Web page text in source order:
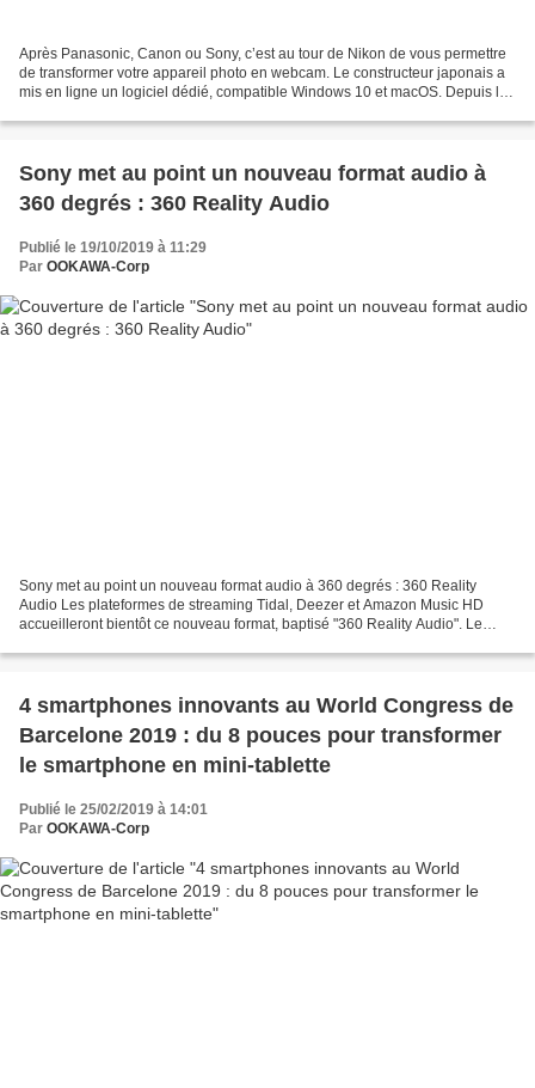
Après Panasonic, Canon ou Sony, c’est au tour de Nikon de vous permettre
de transformer votre appareil photo en webcam. Le constructeur japonais a
mis en ligne un logiciel dédié, compatible Windows 10 et macOS. Depuis le
Sony met au point un nouveau format audio à
360 degrés : 360 Reality Audio
Publié le 19/10/2019 à 11:29
Par OOKAWA-Corp
Sony met au point un nouveau format audio à 360 degrés : 360 Reality
Audio Les plateformes de streaming Tidal, Deezer et Amazon Music HD
accueilleront bientôt ce nouveau format, baptisé "360 Reality Audio". Le
4 smartphones innovants au World Congress de
Barcelone 2019 : du 8 pouces pour transformer
le smartphone en mini-tablette
Publié le 25/02/2019 à 14:01
Par OOKAWA-Corp